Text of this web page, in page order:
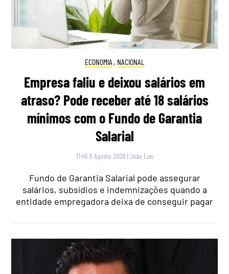
ECONOMIA , NACIONAL
Empresa faliu e deixou salários em
atraso? Pode receber até 18 salários
mínimos com o Fundo de Garantia
Salarial
11:45 6 Agosto, 2026 |João Luís
Fundo de Garantia Salarial pode assegurar
salários, subsídios e indemnizações quando a
entidade empregadora deixa de conseguir pagar